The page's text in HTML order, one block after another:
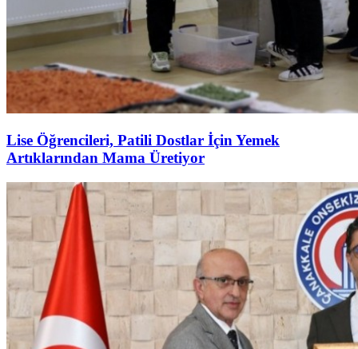
Lise Öğrencileri, Patili Dostlar İçin Yemek
Artıklarından Mama Üretiyor